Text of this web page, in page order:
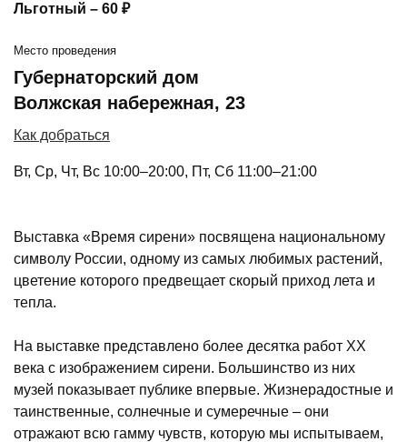
Выставка «Время сирени» посвящена национальному
символу России, одному из самых любимых растений,
цветение которого предвещает скорый приход лета и
тепла.
На выставке представлено более десятка работ XX
века с изображением сирени. Большинство из них
музей показывает публике впервые. Жизнерадостные и
таинственные, солнечные и сумеречные – они
отражают всю гамму чувств, которую мы испытываем,
Льготный – 60 ₽
Место проведения
Губернаторский дом
Волжская набережная, 23
Как добраться
Вт, Ср, Чт, Вс 10:00–20:00, Пт, Сб 11:00–21:00